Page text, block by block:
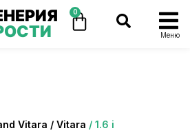
0
Меню
Vitara / Vitara / 1.6 i